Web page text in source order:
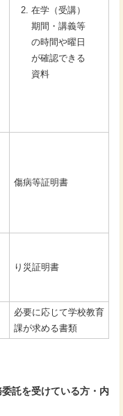
在学（受講）
期間・講義等
の時間や曜日
が確認できる
資料
傷病等証明書
り災証明書
必要に応じて学校教育
課が求める書類
託を受けている方・内